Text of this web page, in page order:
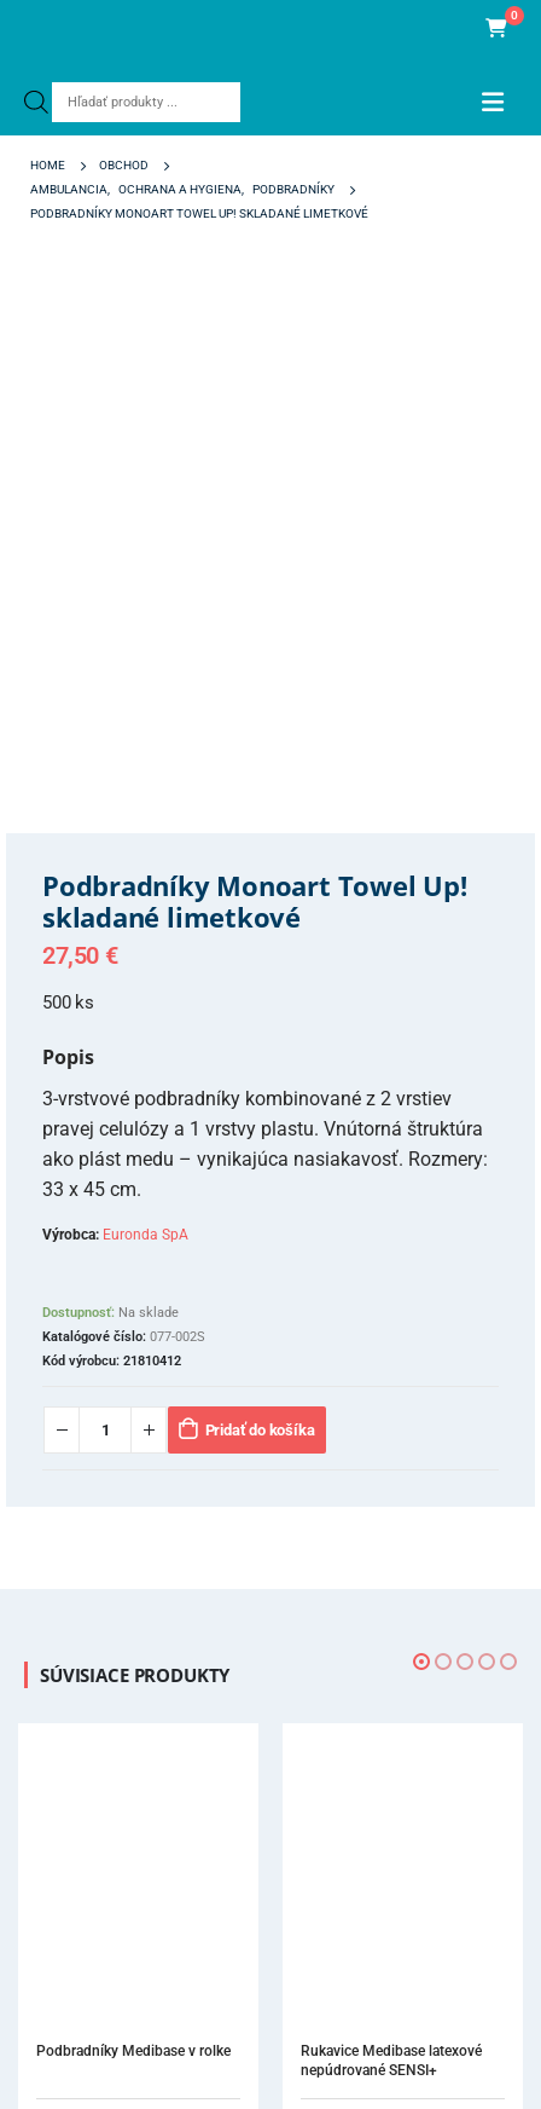
Products
0
HOME
OBCHOD
AMBULANCIA
OCHRANA A HYGIENA
PODBRADNÍKY
PODBRADNÍKY MONOART TOWEL UP! SKLADANÉ LIMETKOVÉ
Podbradníky Monoart Towel Up!
skladané limetkové
27,50 €
500 ks
Popis
3-vrstvové podbradníky kombinované z 2 vrstiev
pravej celulózy a 1 vrstvy plastu. Vnútorná štruktúra
ako plást medu – vynikajúca nasiakavosť. Rozmery:
33 x 45 cm.
Výrobca: Euronda SpA
Dostupnosť: Na sklade
Katalógové číslo: 077-002S
Kód výrobcu: 21810412
Pridať do košíka
SÚVISIACE PRODUKTY
Podbradníky Medibase v rolke
Rukavice Medibase latexové
nepúdrované SENSI+